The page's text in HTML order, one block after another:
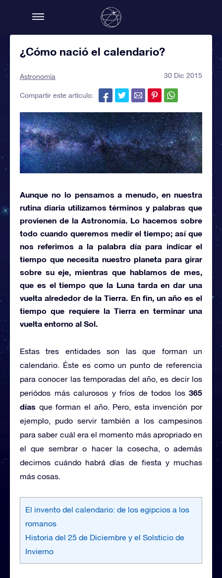
¿Cómo nació el calendario?
Astronomía 30 Dic 2015
Compartir este artículo:
Aunque no lo pensamos a menudo, en nuestra
rutina diaria utilizamos términos y palabras que
provienen de la Astronomía. Lo hacemos sobre
todo cuando queremos medir el tiempo; así que
nos referimos a la palabra díapara indicar el
tiempo que necesita nuestro planeta para girar
sobre su eje, mientras que hablamos de mes,
que es el tiempo que la Luna tarda en dar una
vuelta alrededor de la Tierra. En fin, un añoes el
tiempo que requiere la Tierra en terminar una
vuelta entorno al Sol.
Estas tres entidades son las que forman un
calendario. Éste es como un punto de referencia
para conocer las temporadas del año, es decir los
periódos más calurosos y fríos de todos los 365
días que forman el año. Pero, esta invención por
ejemplo, pudo servir también a los campesinos
para saber cuál era el momento más apropriado en
el que sembrar o hacer la cosecha, o además
decirnos cuándo habrá días de fiesta y muchas
más cosas.
El invento del calendario: de los egipcios a los
romanos
Historia del 25 de Diciembre y el Solsticio de
Invierno